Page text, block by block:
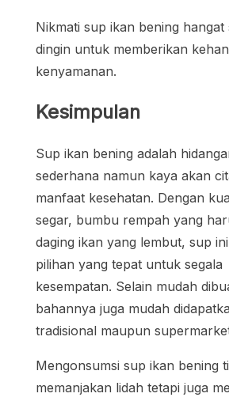
Nikmati sup ikan bening hangat
dingin untuk memberikan
kenyamanan.
Kesimpulan
Sup ikan bening adalah
sederhana namun kaya akan
manfaat kesehatan. Dengan
segar, bumbu rempah yang
daging ikan yang lembut, sup
pilihan yang tepat untuk segala
kesempatan. Selain mudah
bahannya juga mudah
tradisional maupun
Mengonsumsi sup ikan bening
memanjakan lidah tetapi juga